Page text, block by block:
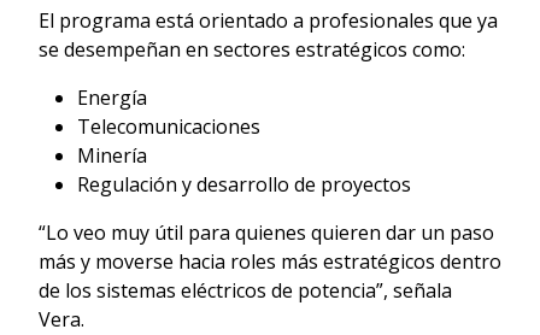
El programa está orientado a profesionales que ya
se desempeñan en sectores estratégicos como:
Energía
Telecomunicaciones
Minería
Regulación y desarrollo de proyectos
“Lo veo muy útil para quienes quieren dar un paso
más y moverse hacia roles más estratégicos dentro
de los sistemas eléctricos de potencia”, señala
Vera.